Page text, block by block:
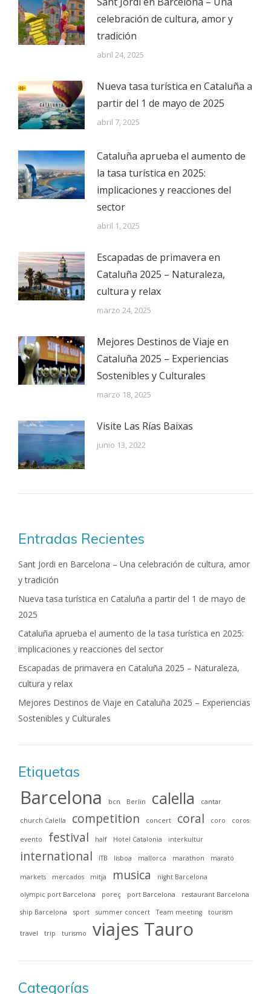
celebración de cultura, amor y
tradición
abril 24, 2025
Nueva tasa turística en Cataluña a
partir del 1 de mayo de 2025
abril 7, 2025
Cataluña aprueba el aumento de
la tasa turística en 2025:
implicaciones y reacciones del
sector
abril 1, 2025
Escapadas de primavera en
Cataluña 2025 – Naturaleza,
cultura y relax
marzo 24, 2025
Mejores Destinos de Viaje en
Cataluña 2025 – Experiencias
Sostenibles y Culturales
marzo 18, 2025
Visite Las Rías Baixas
junio 13, 2022
Entradas Recientes
Sant Jordi en Barcelona – Una celebración de cultura, amor
y tradición
Nueva tasa turística en Cataluña a partir del 1 de mayo de
2025
Cataluña aprueba el aumento de la tasa turística en 2025:
implicaciones y reacciones del sector
Escapadas de primavera en Cataluña 2025 – Naturaleza,
cultura y relax
Mejores Destinos de Viaje en Cataluña 2025 – Experiencias
Sostenibles y Culturales
Etiquetas
Barcelona bcn Berlin calella cantar
church Calella competition concert coral coro coros
evento festival half Hotel Catalonia interkultur
international ITB lisboa mallorca marathon marató
markets mercados mitja musica night Barcelona
olympic port Barcelona poreç port Barcelona restaurant Barcelona
ship Barcelona sport summer concert Team meeting tourism
travel trip turismo viajes Tauro
Categorías